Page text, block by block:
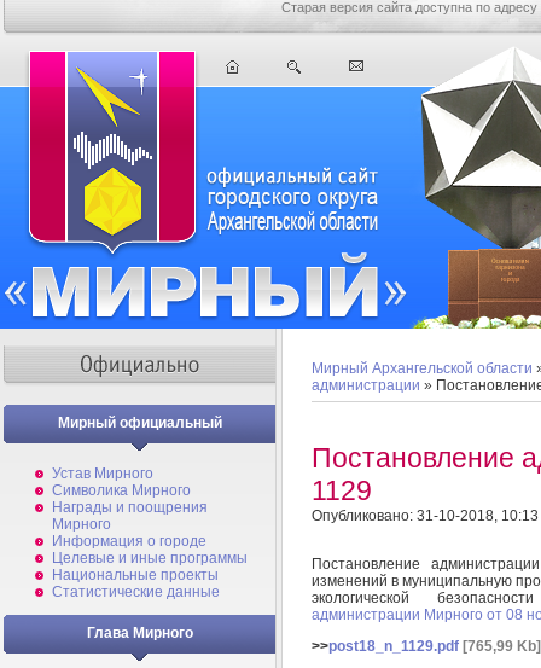
Старая версия сайта доступна по адресу
Мирный официальный
Устав Мирного
Символика Мирного
Награды и поощрения
Мирного
Информация о городе
Целевые и иные программы
Национальные проекты
Статистические данные
Глава Мирного
Мирный Архангельской области
администрации »
Постановление
1129
Опубликовано: 31-10-2018, 10:13
Постановление
изменений в муниципальную
экологической
администрации Мирного от 08
>>post18_n_1129.pdf [765,99 Kb]